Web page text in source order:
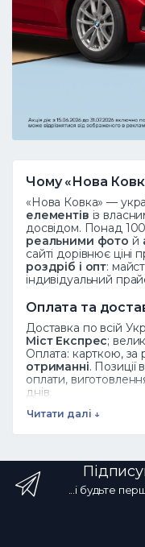
Чому «Нова
«Нова Ковка» —
елементів із
досвідом. Понад
реальними фото й
сайті дорівнює
роздріб і опт:
індивідуальний
Оплата та
Доставка по всій
Міст Експрес;
Оплата: карткою, за
отриманні. Позиції
оплати,
днів.
Дивіться також
Часті запитання
Як замовити?
зателефонуйте ☎
Читати далі ↓
...і будьте